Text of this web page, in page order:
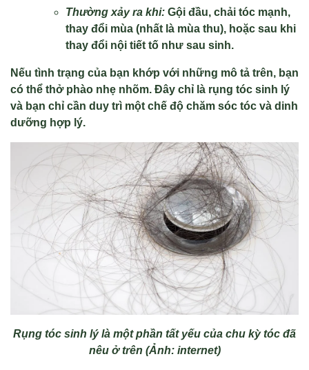
Thường xảy ra khi: Gội đầu, chải tóc mạnh,
thay đổi mùa (nhất là mùa thu), hoặc sau khi
thay đổi nội tiết tố như sau sinh.
Nếu tình trạng của bạn khớp với những mô tả trên, bạn
có thể thở phào nhẹ nhõm. Đây chỉ là rụng tóc sinh lý
và bạn chỉ cần duy trì một chế độ chăm sóc tóc và dinh
dưỡng hợp lý.
Rụng tóc sinh lý là một phần tất yếu của chu kỳ tóc đã
nêu ở trên (Ảnh: internet)